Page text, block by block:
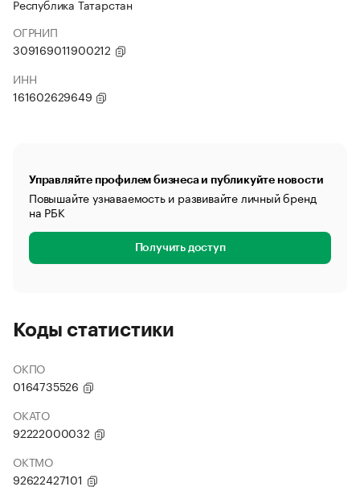
Республика Татарстан
ОГРНИП
309169011900212
ИНН
161602629649
Управляйте профилем бизнеса и публикуйте новости
Повышайте узнаваемость и развивайте личный бренд
на РБК
Получить доступ
Коды статистики
ОКПО
0164735526
ОКАТО
92222000032
ОКТМО
92622427101